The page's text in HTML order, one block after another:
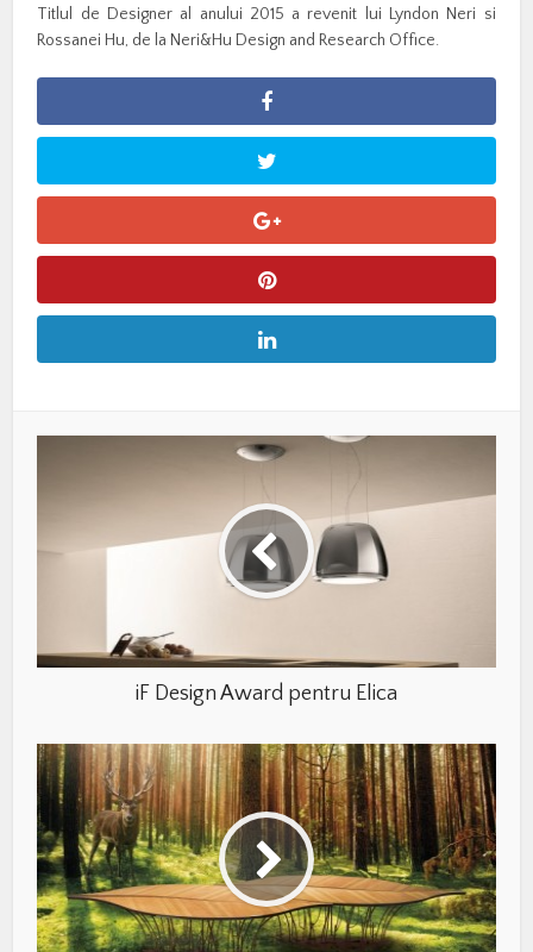
Titlul de Designer al anului 2015 a revenit lui Lyndon Neri si
Rossanei Hu, de la Neri&Hu Design and Research Office.
iF Design Award pentru Elica